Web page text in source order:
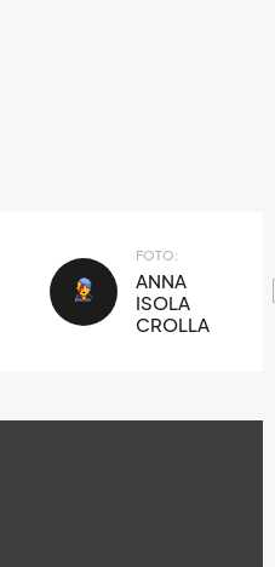
FOTO:
ANNA
ISOLA
CROLLA